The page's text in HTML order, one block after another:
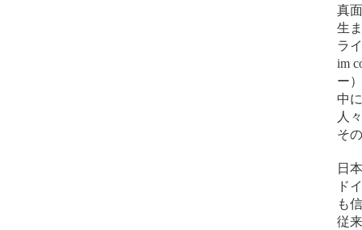
真
生
ラ
im
ー
中
人
そ
日
ド
も
従